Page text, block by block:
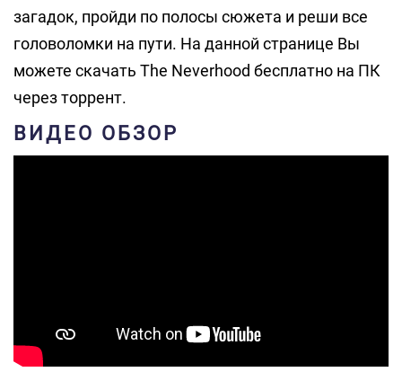
загадок, пройди по полосы сюжета и реши все
головоломки на пути. На данной странице Вы
можете скачать The Neverhood бесплатно на ПК
через торрент.
ВИДЕО ОБЗОР